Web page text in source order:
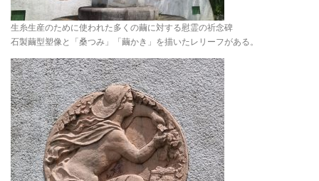
生糸生産のために使われた多くの繭に対する慰霊の祈念碑
石製繭型塑像と「桑つみ」「繭かき」を描いたレリーフがある。